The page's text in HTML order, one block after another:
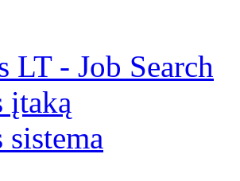
LT - Job Search
įtaką
sistema